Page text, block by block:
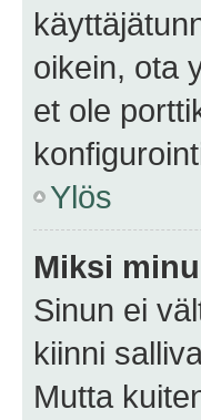
oikein, ota
et ole
Ylös
Miksi
Sinun ei
kiinni
Mutta